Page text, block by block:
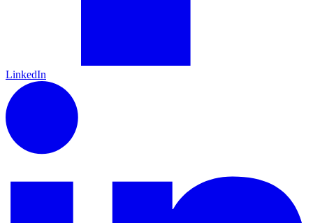
LinkedIn